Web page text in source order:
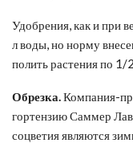
Удобрения, как и при
л воды, но норму
полить растения по 1/
Обрезка.Компания-
гортензию Саммер Лав
соцветия являются